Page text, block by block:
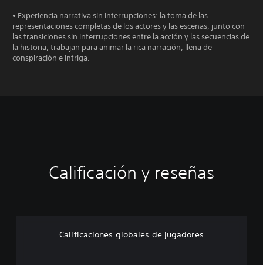
• Experiencia narrativa sin interrupciones: la toma de las
representaciones completas de los actores y las escenas, junto con
las transiciones sin interrupciones entre la acción y las secuencias de
la historia, trabajan para animar la rica narración, llena de
conspiración e intriga.
Calificación y reseñas
Calificaciones globales de jugadores